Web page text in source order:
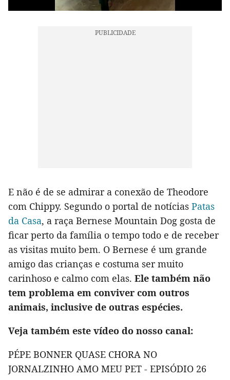
E não é de se admirar a conexão de Theodore
com Chippy. Segundo o portal de notícias Patas
da Casa, a raça Bernese Mountain Dog gosta de
ficar perto da família o tempo todo e de receber
as visitas muito bem. O Bernese é um grande
amigo das crianças e costuma ser muito
carinhoso e calmo com elas. Ele também não
tem problema em conviver com outros
animais, inclusive de outras espécies.
Veja também este vídeo do nosso canal:
PÉPE BONNER QUASE CHORA NO
JORNALZINHO AMO MEU PET - EPISÓDIO 26